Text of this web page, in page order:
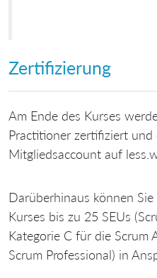
Zertifizierung
Am Ende des Kurses
Practitioner zertifiziert und
Mitgliedsaccount auf
Darüberhinaus können
Kurses bis zu 25 SEUs
Kategorie C für die Scrum
Scrum Professional) in